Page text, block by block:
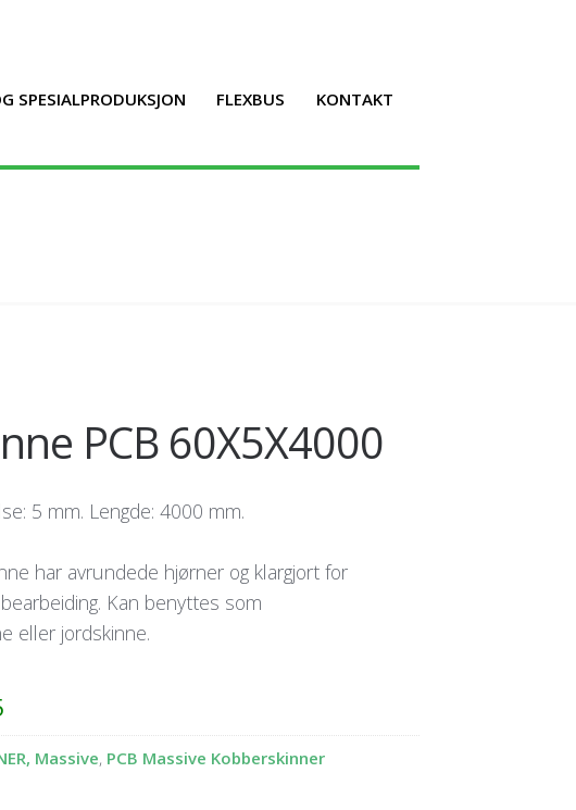
SPESIALPRODUKSJON FLEXBUS KONTAKT
PCB 60X5X4000
5 mm. Lengde: 4000 mm.
har avrundede hjørner og klargjort for
Kan benyttes som
eller jordskinne.
Massive, PCB Massive Kobberskinner